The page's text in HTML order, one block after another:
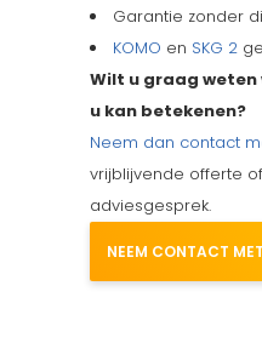
Garantie zonder
KOMO en SKG 2
Wilt u graag weten
u kan betekenen?
Neem dan contact
vrijblijvende offerte
adviesgesprek.
NEEM CONTACT